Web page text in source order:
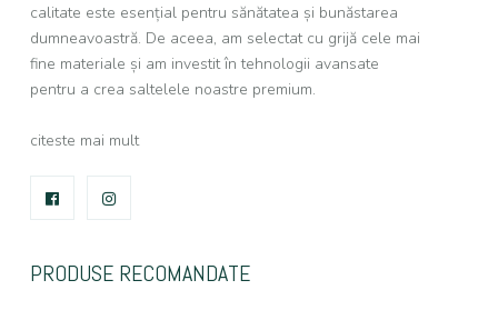
calitate este esențial pentru sănătatea și bunăstarea
dumneavoastră. De aceea, am selectat cu grijă cele mai
fine materiale și am investit în tehnologii avansate
pentru a crea saltelele noastre premium.
citeste mai mult
FACEBOOK
PRODUSE RECOMANDATE